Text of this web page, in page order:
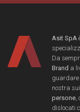
Asit SpA
Da
Brand a
guardare
nostra
persone
dislocati